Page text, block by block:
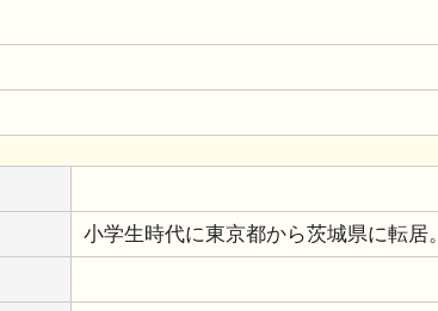
小学生時代に東京都から茨城県に転居。